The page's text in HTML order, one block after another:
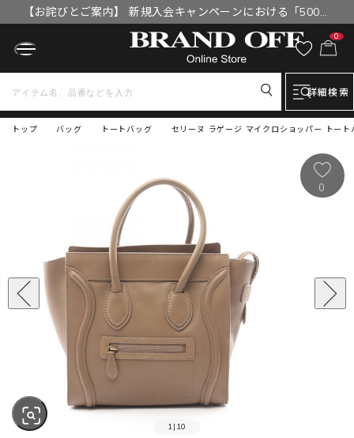
【お詫びとご案内】 新規入会キャンペーンにおける「500円
OFFクーポン」付与漏れと補填について
0
詳細検索
トップ セリーヌ ラゲージ マイクロショッパー トー
バッグ トートバッグ
1 | 10
0